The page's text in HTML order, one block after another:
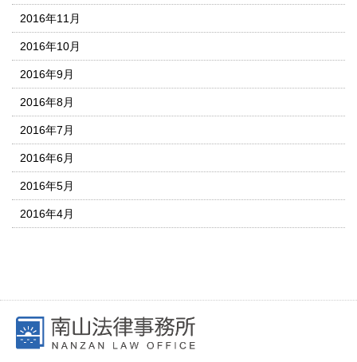
2016年11月
2016年10月
2016年9月
2016年8月
2016年7月
2016年6月
2016年5月
2016年4月